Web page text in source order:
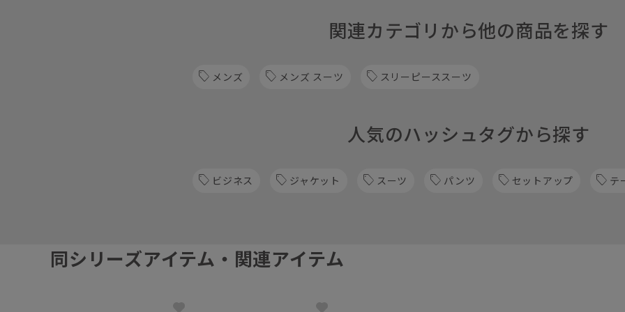
関連カテゴリから他の商品を探す
メンズ メンズ スーツ スリーピーススーツ
人気のハッシュタグから探す
ビジネス ジャケット スーツ パンツ セットアップ テ
同シリーズアイテム・関連アイテム